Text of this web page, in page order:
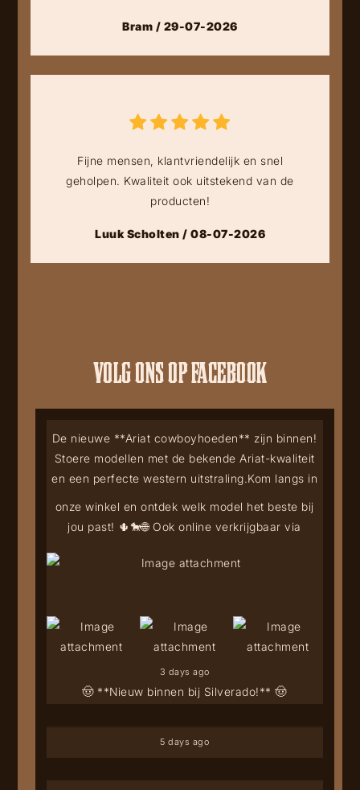
Bram / 29-07-2026
Fijne mensen, klantvriendelijk en snel
geholpen. Kwaliteit ook uitstekend van de
producten!
Luuk Scholten / 08-07-2026
VOLG ONS OP FACEBOOK
🤠 **Nieuw binnen bij Silverado!** 🤠
De nieuwe **Ariat cowboyhoeden** zijn binnen!
Stoere modellen met de bekende Ariat-kwaliteit
en een perfecte western uitstraling.Kom langs in
onze winkel en ontdek welk model het beste bij
jou past! 🌵🐎🌐 Ook online verkrijgbaar via
3 days ago
5 days ago